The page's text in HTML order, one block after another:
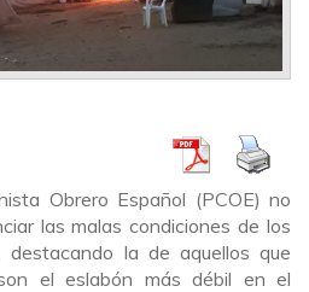
Obrero Español (PCOE) no
las malas condiciones de los
destacando la de aquellos que
el eslabón más débil en el